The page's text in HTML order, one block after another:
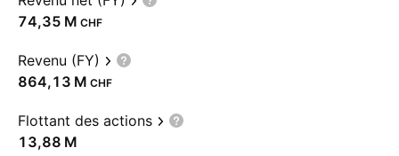
‪74,35 M‬ CHF
Revenu (FY)
‪864,13 M‬ CHF
Flottant des actions
‪13,88 M‬